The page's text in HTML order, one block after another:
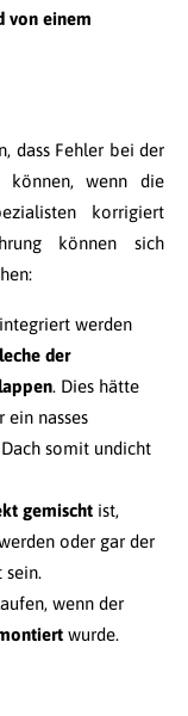
von einem
dass Fehler bei der
können, wenn die
korrigiert
können sich
werden
der
. Dies hätte
ein nasses
somit undicht
gemischt ist,
oder gar der
sein.
wenn der
wurde.